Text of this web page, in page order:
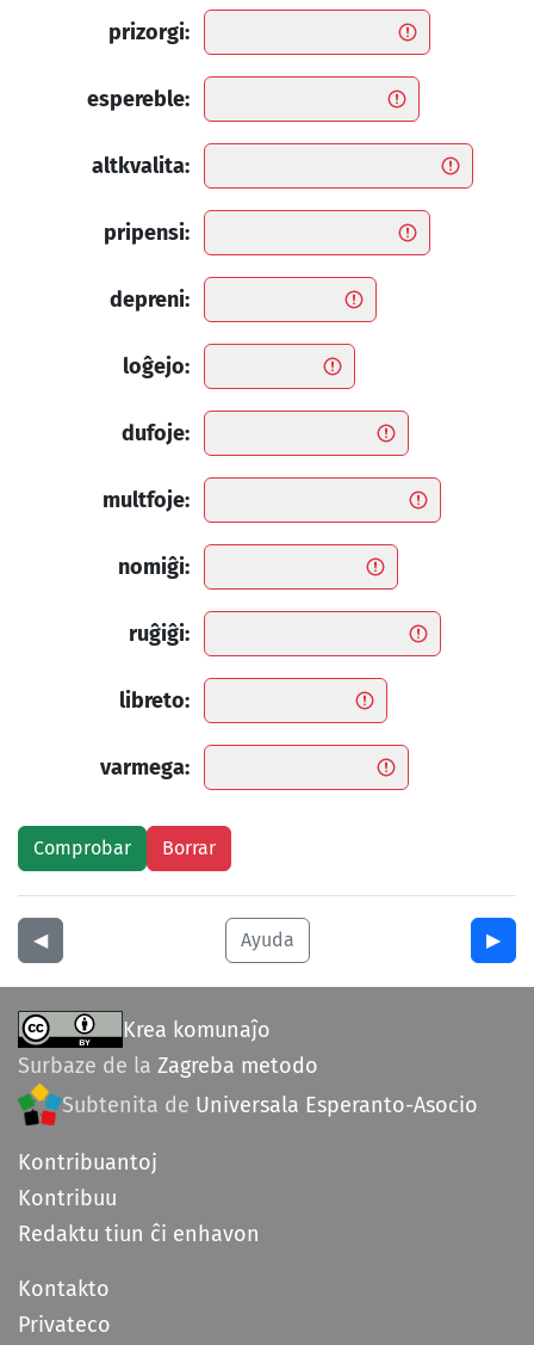
prizorgi:
espereble:
altkvalita:
pripensi:
depreni:
loĝejo:
dufoje:
multfoje:
nomiĝi:
ruĝiĝi:
libreto:
varmega:
◀︎ Ayuda ▶︎
Krea komunaĵo
Surbaze de la Zagreba metodo
Subtenita de Universala Esperanto-Asocio
Kontribuantoj
Kontribuu
Redaktu tiun ĉi enhavon
Kontakto
Privateco